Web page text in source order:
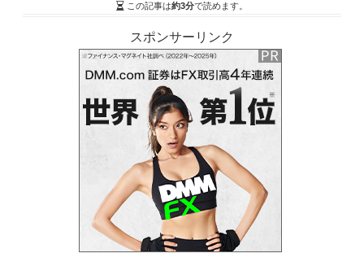
この記事は約3分で読めます。
スポンサーリンク